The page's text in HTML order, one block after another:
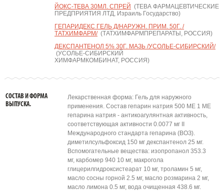
ЙОКС-ТЕВА 30МЛ. СПРЕЙ (ТЕВА ФАРМАЦЕВТИЧЕСКИЕ
ПРЕДПРИЯТИЯ ЛТД, Израиль Государство)
ГЕПАРИДЕКС ГЕЛЬ Д/НАРУЖН. ПРИМ. 50Г. /
ТАТХИМФАРМ/(ТАТХИМФАРМПРЕПАРАТЫ, РОССИЯ)
ДЕКСПАНТЕНОЛ 5% 30Г. МАЗЬ /УСОЛЬЕ-СИБИРСКИЙ/
(УСОЛЬЕ-СИБИРСКИЙ
ХИМФАРМКОМБИНАТ, РОССИЯ)
СОСТАВ И ФОРМА
ВЫПУСКА.
Лекарственная форма: Гель для наружного
применения. Состав гепарин натрия 500 МЕ 1 МЕ
гепарина натрия - антикоагулянтная активность,
соответствующая активности 0.0077 мг II
Международного стандарта гепарина (ВОЗ).
диметилсульфоксид 150 мг декспантенол 25 мг.
Вспомогательные вещества: изопропанол 353.3
мг, карбомер 940 10 мг, макрогола
глицерилгидроксистеарат 10 мг, троламин 5 мг,
масло сосны горной 2.5 мг, масло розмарина 2 мг,
масло лимона 0.5 мг, вода очищенная 438.6 мг.